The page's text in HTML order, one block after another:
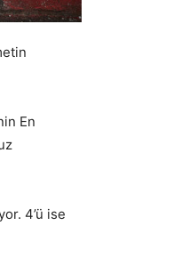
En
4’ü ise